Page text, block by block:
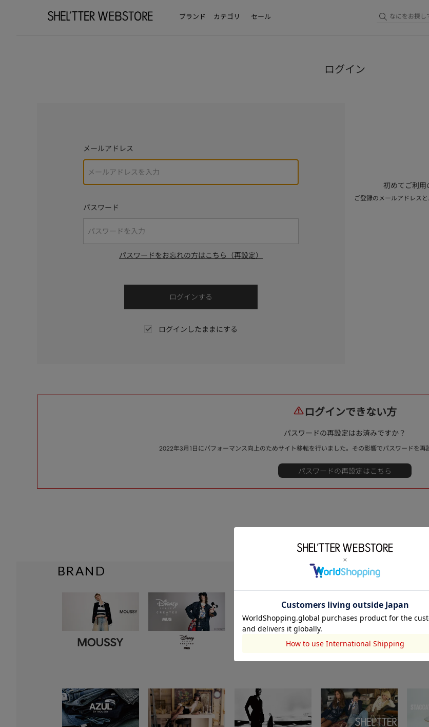
ブランド カテゴリ セール
ログイン
メールアドレス
パスワード
パスワードをお忘れの方はこちら（再設定）
ログインしたままにする
初めてご利用
ご登録のメールアドレス
ログインできない方
パスワードの再設定はお済みですか？
2022年3月1日にパフォーマンス向上のためサイト移転を行いました。その影響でパスワードを再
BRAND